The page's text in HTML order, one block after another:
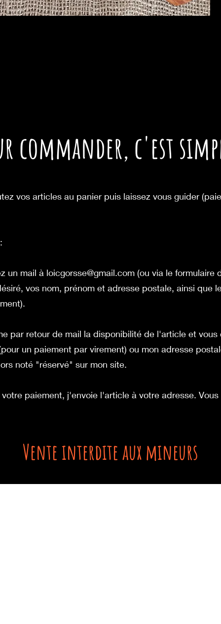
commander, c'est
vos articles au panier puis laissez vous guider
un mail à loicgorsse@gmail.com (ou via le formulaire
vos nom, prénom et adresse postale, ainsi que
par retour de mail la disponibilité de l'article et
un paiement par virement) ou mon adresse
noté "réservé" sur mon site.
paiement, j'envoie l'article à votre adresse. Vous
Vente interdite aux mineurs